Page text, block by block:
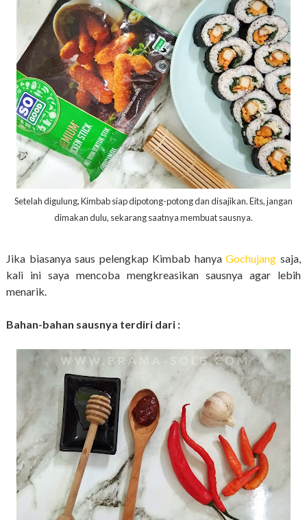
Setelah digulung, Kimbab siap dipotong-potong dan disajikan. Eits, jangan
dimakan dulu, sekarang saatnya membuat sausnya.
Jika biasanya saus pelengkap Kimbab hanyaGochujang saja,
kali ini saya mencoba mengkreasikan sausnya agar lebih
menarik.
Bahan-bahan sausnya terdiri dari :